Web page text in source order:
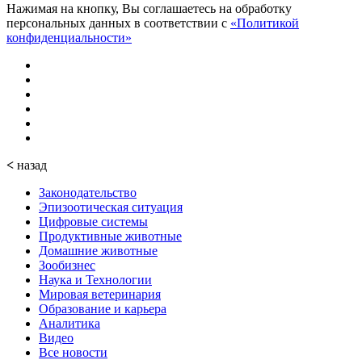
Нажимая на кнопку, Вы соглашаетесь на обработку
персональных данных в соответствии с «Политикой
конфиденциальности»
< назад
Законодательство
Эпизоотическая ситуация
Цифровые системы
Продуктивные животные
Домашние животные
Зообизнес
Наука и Технологии
Мировая ветеринария
Образование и карьера
Аналитика
Видео
Все новости